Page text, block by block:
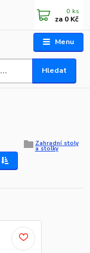
Menu
Hledat
0 ks
za 0 Kč
Zahradní stoly
a stolky